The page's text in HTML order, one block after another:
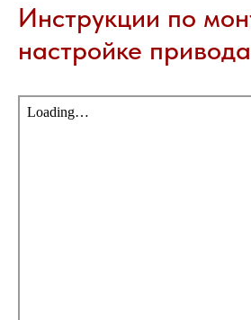
Инструкции по
настройке привода